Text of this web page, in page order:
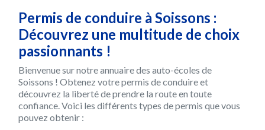
Permis de conduire à Soissons :
Découvrez une multitude de choix
passionnants !
Bienvenue sur notre annuaire des auto-écoles de
Soissons ! Obtenez votre permis de conduire et
découvrez la liberté de prendre la route en toute
confiance. Voici les différents types de permis que vous
pouvez obtenir :